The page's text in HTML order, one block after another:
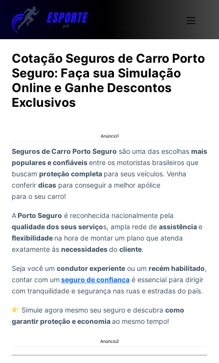
Cotação Seguros de Carro Porto
Seguro: Faça sua Simulação
Online e Ganhe Descontos
Exclusivos
Anúncio1
Seguros de Carro Porto Seguro são uma das escolhas mais
populares e confiáveisentre os motoristas brasileiros que
buscam proteção completa para seus veículos. Venha
conferir dicas para conseguir a melhor apólice
para o seu carro!
APorto Seguro é reconhecida nacionalmente pela
qualidade dos seus serviços, ampla rede de assistênciae
flexibilidade na hora de montar um plano que atenda
exatamente às necessidadesdo cliente.
Seja você um condutor experiente ou um recém habilitado,
contar com um seguro de confiança é essencial para dirigir
com tranquilidade e segurança nas ruas e estradas do país.
Simule agora mesmo seu seguro e descubra como
garantir proteção e economiaao mesmo tempo!
Anúncio2